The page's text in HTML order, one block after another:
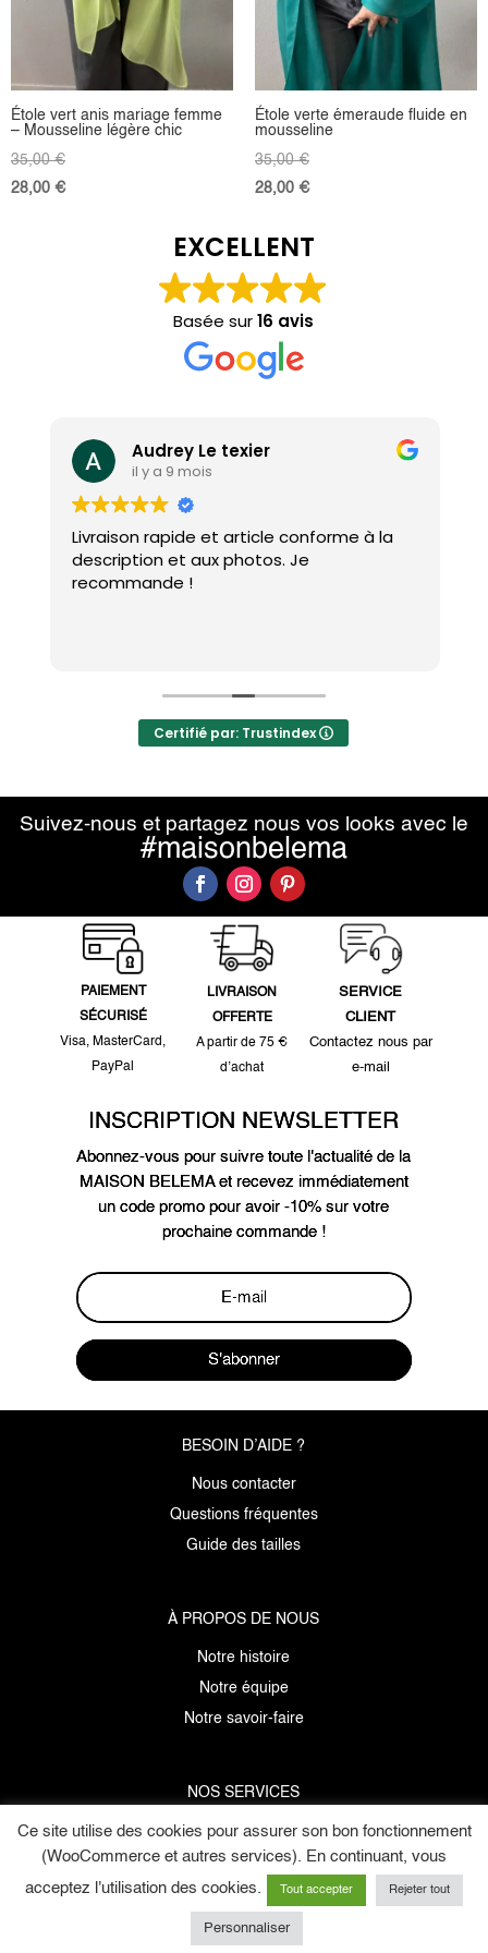
Étole vert anis mariage femme
– Mousseline légère chic
35,00€
28,00 €
Étole verte émeraude fluide en
mousseline
35,00€
28,00 €
EXCELLENT
Basée sur16 avis
Audrey Le texier
il y a 9 mois
Livraison rapide et article conforme à la
description et aux photos. Je
recommande !
Certifié par: Trustindex
Suivez-nous et partagez nous vos looks avec le
#maisonbelema
PAIEMENT
SÉCURISÉ
Visa, MasterCard,
PayPal
LIVRAISON
OFFERTE
A partir de 75 €
d’achat
SERVICE
CLIENT
Contactez nous par
e-mail
INSCRIPTION NEWSLETTER
Abonnez-vous pour suivre toute l'actualité de la
MAISON BELEMA et recevez immédiatement
un code promo pour avoir -10% sur votre
prochaine commande !
S'abonner
BESOIN D’AIDE ?
Nous contacter
Questions fréquentes
Guide des tailles
À PROPOS DE NOUS
Notre histoire
Notre équipe
Notre savoir-faire
NOS SERVICES
Données personnelles
Mentions légales
C.G.V
E-cartes cadeaux
Ce site utilise des cookies pour assurer son bon fonctionnement
(WooCommerce et autres services). En continuant, vous
acceptez l'utilisation des cookies.
Tout accepter Rejeter tout
Personnaliser